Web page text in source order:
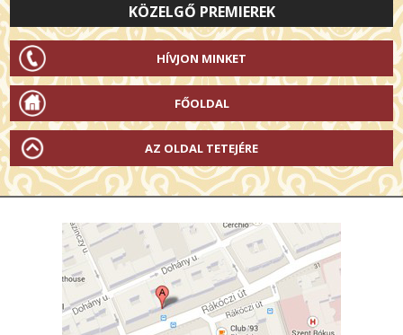
KÖZELGŐ PREMIEREK
HÍVJON MINKET
FŐOLDAL
AZ OLDAL TETEJÉRE